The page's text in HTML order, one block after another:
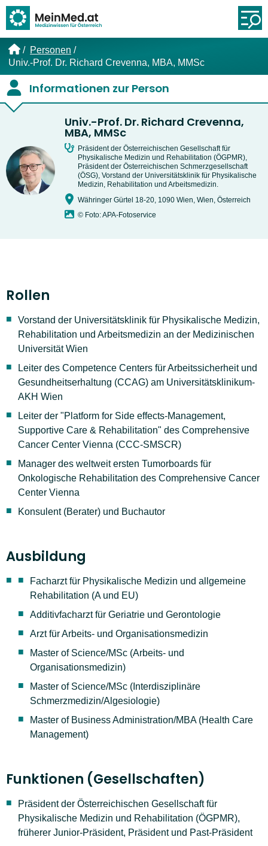
Personen
Univ.-Prof. Dr. Richard Crevenna, MBA, MMSc
Informationen zur Person
Univ.-Prof. Dr. Richard Crevenna,
MBA, MMSc
Präsident der Österreichischen Gesellschaft für
Physikalische Medizin und Rehabilitation (ÖGPMR),
Präsident der Österreichischen Schmerzgesellschaft
(ÖSG), Vorstand der Universitätsklinik für Physikalische
Medizin, Rehabilitation und Arbeitsmedizin.
Währinger Gürtel 18-20, 1090 Wien, Wien, Österreich
© Foto: APA-Fotoservice
Rollen
Vorstand der Universitätsklinik für Physikalische Medizin,
Rehabilitation und Arbeitsmedizin an der Medizinischen
Universität Wien
Leiter des Competence Centers für Arbeitssicherheit und
Gesundheitserhaltung (CCAG) am Universitätsklinikum-
AKH Wien
Leiter der "Platform for Side effects-Management,
Supportive Care & Rehabilitation" des Comprehensive
Cancer Center Vienna (CCC-SMSCR)
Manager des weltweit ersten Tumorboards für
Onkologische Rehabilitation des Comprehensive Cancer
Center Vienna
Konsulent (Berater) und Buchautor
Ausbildung
Facharzt für Physikalische Medizin und allgemeine
Rehabilitation (A und EU)
Additivfacharzt für Geriatrie und Gerontologie
Arzt für Arbeits- und Organisationsmedizin
Master of Science/MSc (Arbeits- und
Organisationsmedizin)
Master of Science/MSc (Interdisziplinäre
Schmerzmedizin/Algesiologie)
Master of Business Administration/MBA (Health Care
Management)
Funktionen (Gesellschaften)
Präsident der Österreichischen Gesellschaft für
Physikalische Medizin und Rehabilitation (ÖGPMR),
früherer Junior-Präsident, Präsident und Past-Präsident